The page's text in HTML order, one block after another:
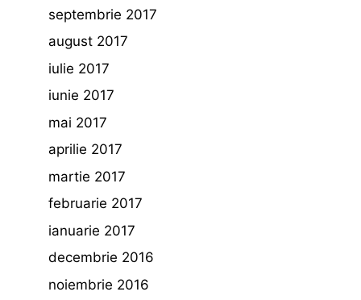
septembrie 2017
august 2017
iulie 2017
iunie 2017
mai 2017
aprilie 2017
martie 2017
februarie 2017
ianuarie 2017
decembrie 2016
noiembrie 2016